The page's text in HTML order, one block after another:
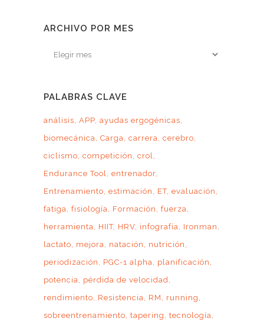
ARCHIVO POR MES
Archivo
PALABRAS CLAVE
análisis APP ayudas ergogénicas
biomecánica Carga carrera cerebro
ciclismo competición
crol
Endurance Tool entrenador
Entrenamiento estimación ET evaluación
fatiga fisiología Formación
fuerza
herramienta
HIIT HRV infografía
Ironman
lactato
mejora natación
nutrición
periodización
PGC-1 alpha
planificación
potencia
pérdida de velocidad
rendimiento
Resistencia RM
running
sobreentrenamiento tapering
tecnología